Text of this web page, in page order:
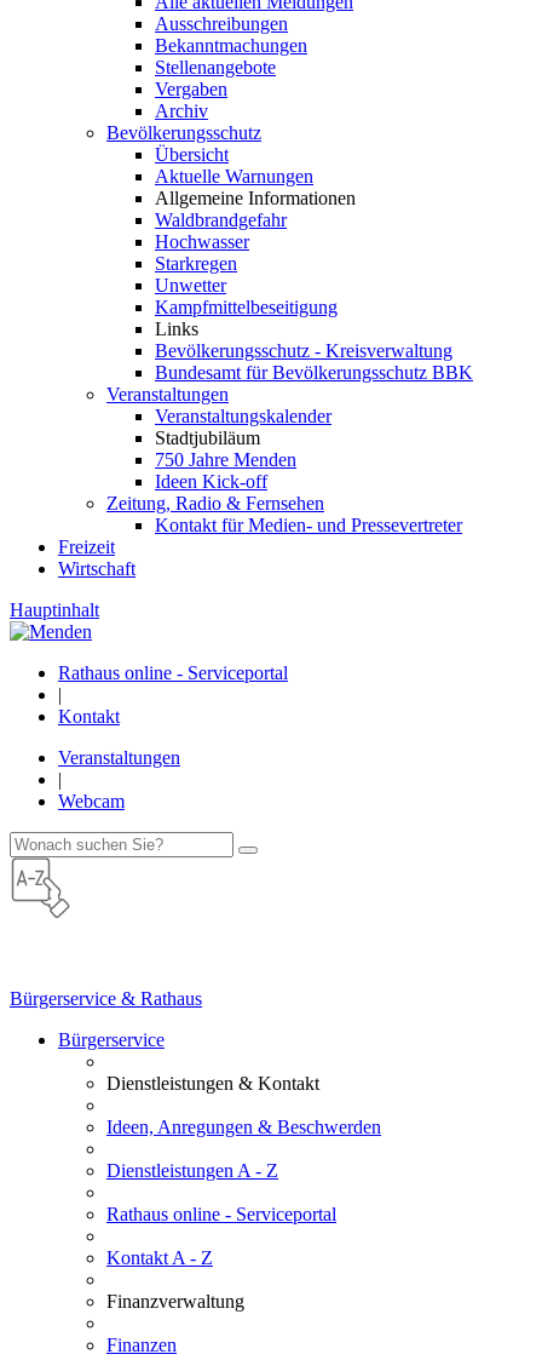
Ausschreibungen
Bekanntmachungen
Stellenangebote
Vergaben
Archiv
Bevölkerungsschutz
Übersicht
Aktuelle Warnungen
Allgemeine Informationen
Waldbrandgefahr
Hochwasser
Starkregen
Unwetter
Kampfmittelbeseitigung
Links
Bevölkerungsschutz - Kreisverwaltung
Bundesamt für Bevölkerungsschutz BBK
Veranstaltungen
Veranstaltungskalender
Stadtjubiläum
750 Jahre Menden
Ideen Kick-off
Zeitung, Radio & Fernsehen
Kontakt für Medien- und Pressevertreter
Freizeit
Wirtschaft
Hauptinhalt
Rathaus online - Serviceportal
|
Kontakt
Veranstaltungen
|
Webcam
Bürgerservice & Rathaus
Bürgerservice
Dienstleistungen & Kontakt
Ideen, Anregungen & Beschwerden
Dienstleistungen A - Z
Rathaus online - Serviceportal
Kontakt A - Z
Finanzverwaltung
Finanzen